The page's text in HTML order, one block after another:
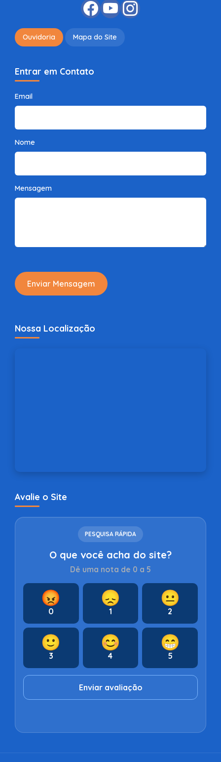
Ouvidoria Mapa do Site
Entrar em Contato
Email
Nome
Mensagem
Enviar Mensagem
Nossa Localização
Avalie o Site
PESQUISA RÁPIDA
O que você acha do site?
Dê uma nota de 0 a 5
😡
0
😞
1
😐
2
🙂
3
😊
4
😁
5
Enviar avaliação